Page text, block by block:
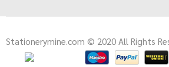
Stationerymine.com © 2020 All Rights